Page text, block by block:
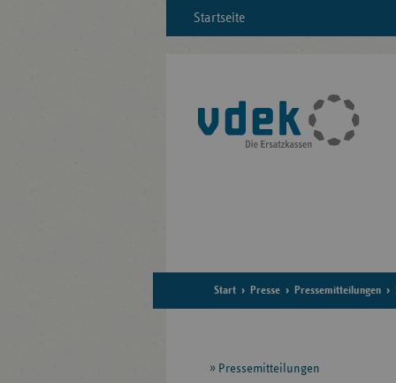
Startseite
Start Presse Pressemitteilungen
Seitennavigation
Pressemitteilungen